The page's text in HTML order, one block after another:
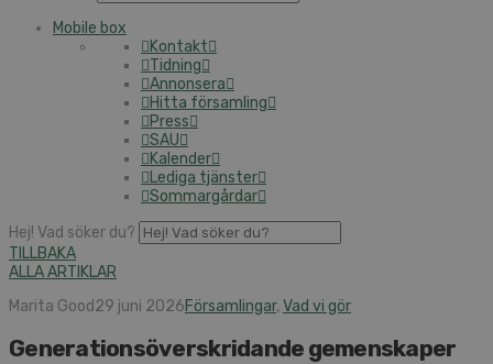
Mobile box
Kontakt
Tidning
Annonsera
Hitta församling
Press
SAU
Kalender
Lediga tjänster
Sommargårdar
Hej! Vad söker du?
TILLBAKA
ALLA ARTIKLAR
Marita Good29 juni 2026Församlingar,Vad vi gör
Generationsöverskridande gemenskaper